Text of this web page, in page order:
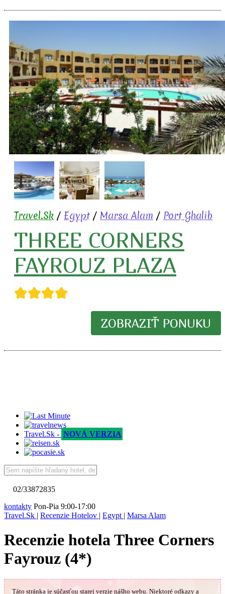
Travel.Sk / Egypt / Marsa Alam / Port Ghalib
THREE CORNERS
FAYROUZ PLAZA
★★★★
ZOBRAZIŤ PONUKU
Travel.Sk - NOVÁ VERZIA
02/33872835
kontakty Pon-Pia 9:00-17:00
Travel.Sk | Recenzie Hotelov | Egypt | Marsa Alam
Recenzie hotela Three Corners
Fayrouz (4*)
Táto stránka je súčasťou starej verzie nášho webu. Niektoré odkazy a